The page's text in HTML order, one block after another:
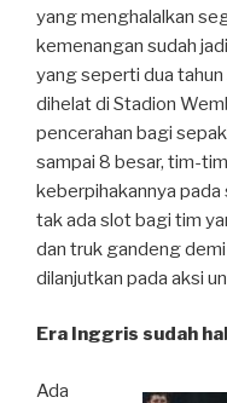
yang menghalalkan
kemenangan sudah
yang seperti dua
dihelat di Stadion
pencerahan bagi
sampai 8 besar, tim-
keberpihakannya
tak ada slot bagi tim
dan truk gandeng
dilanjutkan pada aksi
Era Inggris sudah
Ada